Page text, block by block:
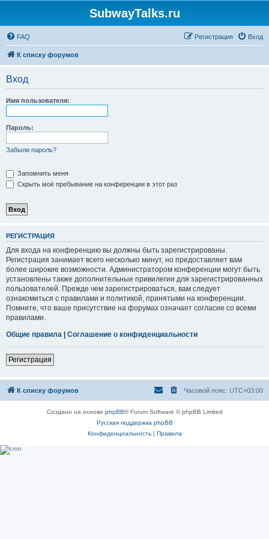
SubwayTalks.ru
FAQ Вход
Регистрация
К списку форумов
Вход
Имя пользователя:
Пароль:
Забыли пароль?
Запомнить меня
Скрыть моё пребывание на конференции в этот раз
РЕГИСТРАЦИЯ
Для входа на конференцию вы должны быть зарегистрированы.
Регистрация занимает всего несколько минут, но предоставляет вам
более широкие возможности. Администратором конференции могут быть
установлены также дополнительные привилегии для зарегистрированных
пользователей. Прежде чем зарегистрироваться, вам следует
ознакомиться с правилами и политикой, принятыми на конференции.
Помните, что ваше присутствие на форумах означает согласие со всеми
правилами.
Общие правила | Соглашение о конфиденциальности
Регистрация
К списку форумов Часовой пояс: UTC+03:00
Создано на основе phpBB® Forum Software © phpBB Limited
Русская поддержка phpBB
Конфиденциальность| Правила